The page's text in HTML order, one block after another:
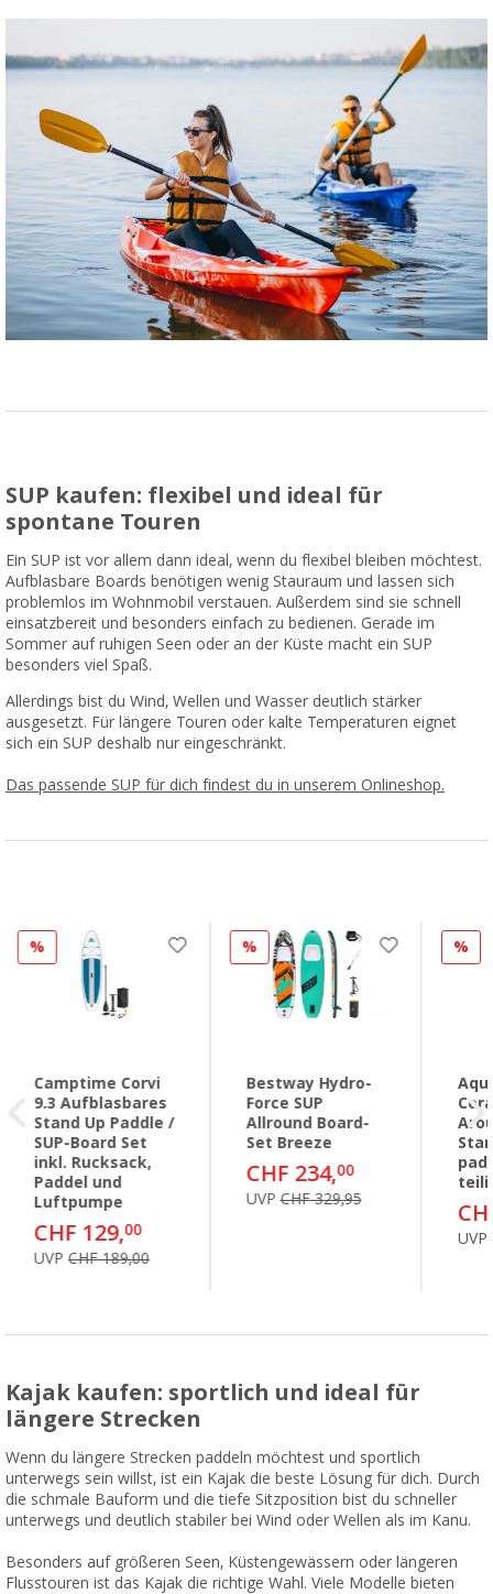
SUP kaufen: flexibel und ideal für
spontane Touren
Ein SUP ist vor allem dann ideal, wenn du flexibel bleiben möchtest.
Aufblasbare Boards benötigen wenig Stauraum und lassen sich
problemlos im Wohnmobil verstauen. Außerdem sind sie schnell
einsatzbereit und besonders einfach zu bedienen. Gerade im
Sommer auf ruhigen Seen oder an der Küste macht ein SUP
besonders viel Spaß.
Allerdings bist du Wind, Wellen und Wasser deutlich stärker
ausgesetzt. Für längere Touren oder kalte Temperaturen eignet
sich ein SUP deshalb nur eingeschränkt.
Das passende SUP für dich findest du in unserem Onlineshop.
%
Camptime Corvi
9.3 Aufblasbares
Stand Up Paddle /
SUP-Board Set
inkl. Rucksack,
Paddel und
Luftpumpe
CHF 129,00
UVPCHF 189,00
%
Bestway Hydro-
Force SUP
Allround Board-
Set Breeze
CHF 234,00
UVPCHF 329,95
%
UVP
Kajak kaufen: sportlich und ideal für
längere Strecken
Wenn du längere Strecken paddeln möchtest und sportlich
unterwegs sein willst, ist ein Kajak die beste Lösung für dich. Durch
die schmale Bauform und die tiefe Sitzposition bist du schneller
unterwegs und deutlich stabiler bei Wind oder Wellen als im Kanu.
Besonders auf größeren Seen, Küstengewässern oder längeren
Flusstouren ist das Kajak die richtige Wahl. Viele Modelle bieten